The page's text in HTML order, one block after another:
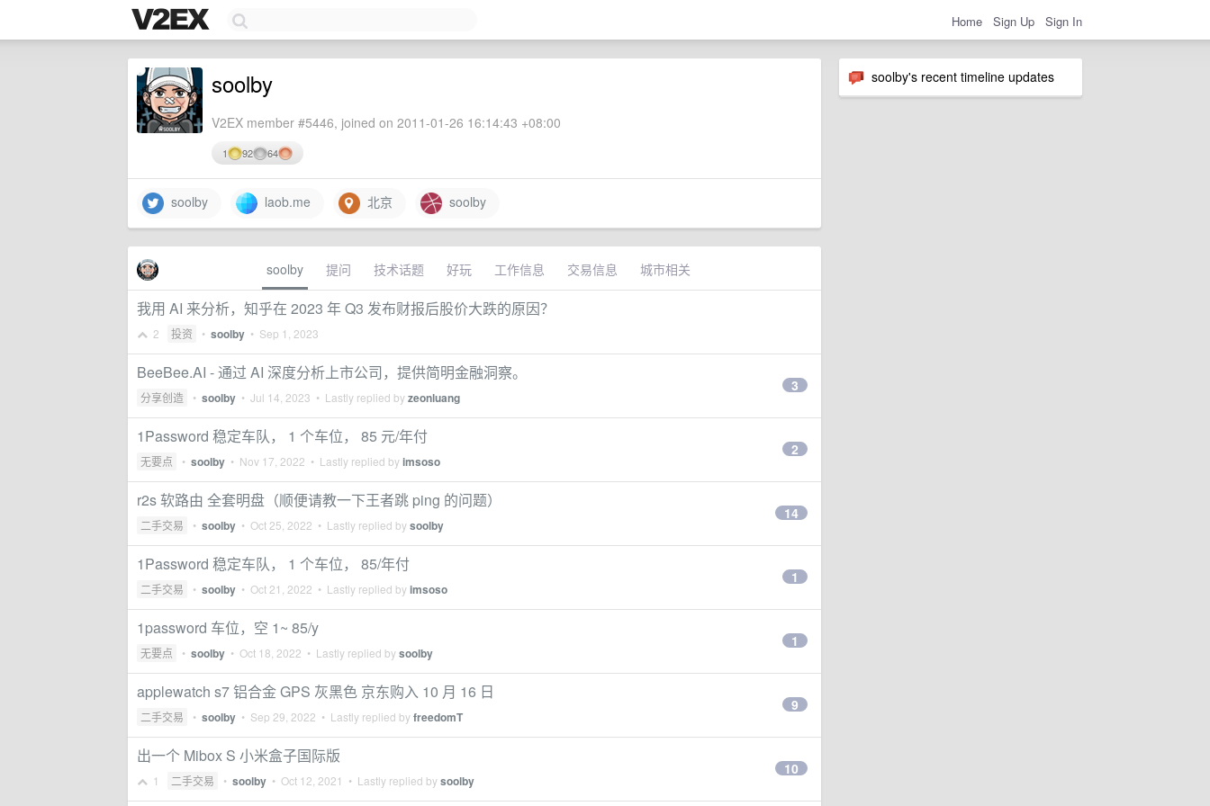
Home Sign Up Sign In
soolby's recent timeline updates
soolby
V2EX member #5446, joined on 2011-01-26 16:14:43 +08:00
1 92 64
soolby laob.me 北京 soolby
soolby 提问 技术话题 好玩 工作信息 交易信息 城市相关
我用 AI 来分析，知乎在 2023 年 Q3 发布财报后股价大跌的原因？
2 投资 • soolby • Sep 1, 2023
BeeBee.AI - 通过 AI 深度分析上市公司，提供简明金融洞察。
分享创造 • soolby • Jul 14, 2023 • Lastly replied byzeonluang
3
1Password 稳定车队， 1 个车位， 85 元/年付
无要点 • soolby • Nov 17, 2022 • Lastly replied byimsoso
2
r2s 软路由 全套明盘（顺便请教一下王者跳 ping 的问题）
二手交易 • soolby • Oct 25, 2022 • Lastly replied bysoolby
14
1Password 稳定车队， 1 个车位， 85/年付
二手交易 • soolby • Oct 21, 2022 • Lastly replied byimsoso
1
1password 车位，空 1~ 85/y
无要点 • soolby • Oct 18, 2022 • Lastly replied bysoolby
1
applewatch s7 铝合金 GPS 灰黑色 京东购入 10 月 16 日
二手交易 • soolby • Sep 29, 2022 • Lastly replied byfreedomT
9
出一个 Mibox S 小米盒子国际版
1 二手交易 • soolby • Oct 12, 2021 • Lastly replied bysoolby
10